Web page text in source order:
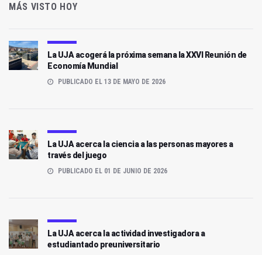
MÁS VISTO HOY
La UJA acogerá la próxima semana la XXVI Reunión de
Economía Mundial
PUBLICADO EL 13 DE MAYO DE 2026
La UJA acerca la ciencia a las personas mayores a
través del juego
PUBLICADO EL 01 DE JUNIO DE 2026
La UJA acerca la actividad investigadora a
estudiantado preuniversitario